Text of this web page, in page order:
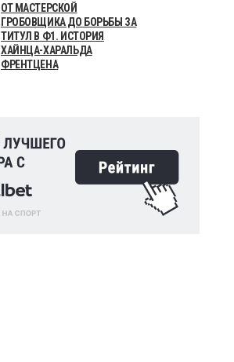
ОТ МАСТЕРСКОЙ
ГРОБОВЩИКА ДО БОРЬБЫ ЗА
ТИТУЛ В Ф1. ИСТОРИЯ
ХАЙНЦА-ХАРАЛЬДА
ФРЕНТЦЕНА